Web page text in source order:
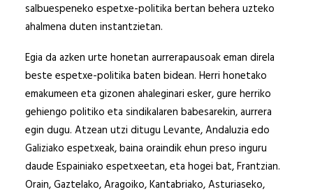
salbuespeneko espetxe-politika bertan behera uzteko
ahalmena duten instantzietan.
Egia da azken urte honetan aurrerapausoak eman direla
beste espetxe-politika baten bidean. Herri honetako
emakumeen eta gizonen ahaleginari esker, gure herriko
gehiengo politiko eta sindikalaren babesarekin, aurrera
egin dugu. Atzean utzi ditugu Levante, Andaluzia edo
Galiziako espetxeak, baina oraindik ehun preso inguru
daude Espainiako espetxeetan, eta hogei bat, Frantzian.
Orain, Gaztelako, Aragoiko, Kantabriako, Asturiaseko,